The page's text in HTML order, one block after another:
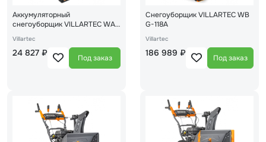
Аккумуляторный
снегоуборщик VILLARTEC WA
Villartec
24 827 ₽ Под заказ
Снегоуборщик VILLARTEC WB
G-118A
Villartec
186 989 ₽ Под заказ